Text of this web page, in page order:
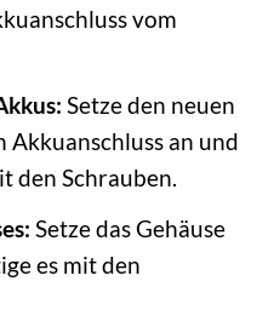
vom
Setze den neuen
Akkuanschluss an und
den Schrauben.
Setze das Gehäuse
es mit den